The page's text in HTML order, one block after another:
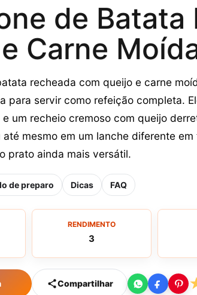
de Batata
Carne
recheada com queijo e carne
para servir como refeição completa.
um recheio cremoso com queijo
até mesmo em um lanche diferente
prato ainda mais versátil.
de preparo Dicas FAQ
RENDIMENTO
3
Compartilhar